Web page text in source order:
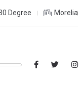
a
Degree Morelia